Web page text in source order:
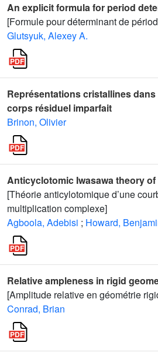
An explicit formula for period
[Formule pour déterminant de
Glutsyuk, Alexey A.
Représentations cristallines dans
corps résiduel imparfait
Brinon, Olivier
Anticyclotomic Iwasawa theory
[Théorie anticylotomique d’une
multiplication complexe]
Agboola, Adebisi ; Howard,
Relative ampleness in rigid
[Amplitude relative en géométrie
Conrad, Brian